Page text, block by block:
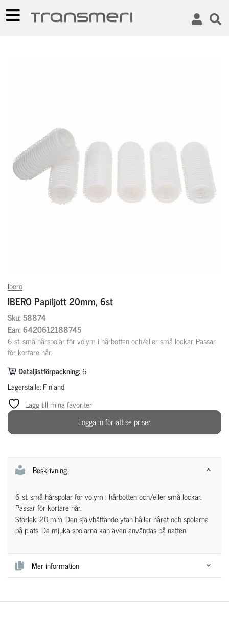
Ibero
IBERO Papiljott 20mm, 6st
Sku: 58874
Ean: 6420612188745
6 st. små hårspolar för volym i hårbotten och/eller små lockar. Passar
för kortare hår.
Detaljistförpackning:6
Lagerställe: Finland
Lägg till mina favoriter
Logga in för att se priser
Beskrivning
6 st. små hårspolar för volym i hårbotten och/eller små lockar.
Passar för kortare hår.
Storlek: 20 mm. Den självhäftande ytan håller håret och spolarna
på plats. De mjuka spolarna kan även användas på natten.
Mer information